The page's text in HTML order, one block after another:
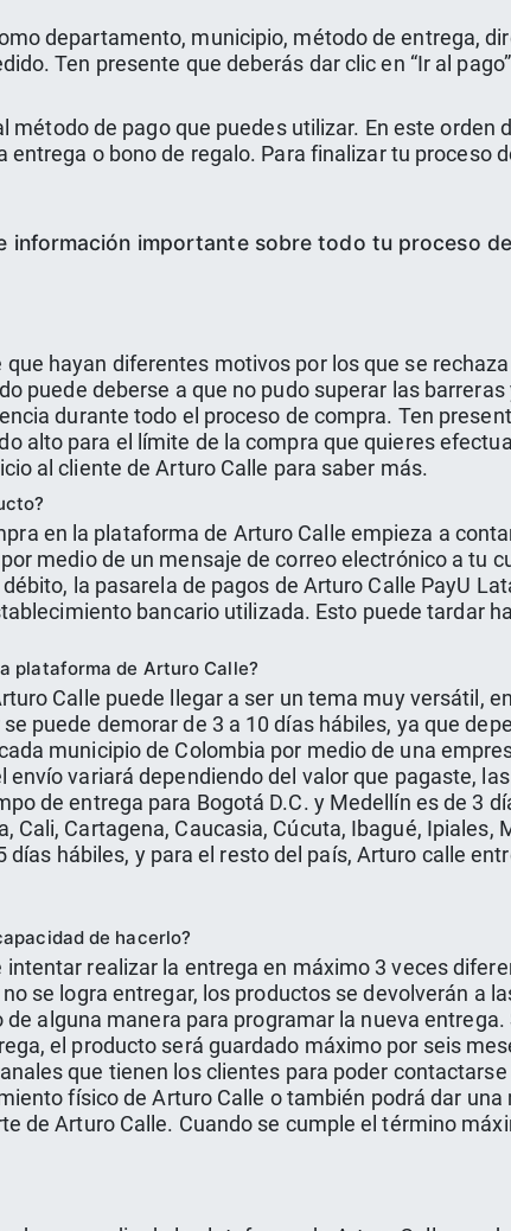
departamento, municipio, método de entrega,
Ten presente que deberás dar clic en “Ir al
método de pago que puedes utilizar. En este orden
o bono de regalo. Para finalizar tu proceso
información importante sobre todo tu proceso
hayan diferentes motivos por los que se
puede deberse a que no pudo superar las
durante todo el proceso de compra. Ten
alto para el límite de la compra que quieres
al cliente de Arturo Calle para saber más.
en la plataforma de Arturo Calle empieza a
medio de un mensaje de correo electrónico a tu
la pasarela de pagos de Arturo Calle PayU
bancario utilizada. Esto puede tardar
plataforma de Arturo Calle?
Calle puede llegar a ser un tema muy versátil,
puede demorar de 3 a 10 días hábiles, ya que
municipio de Colombia por medio de una
variará dependiendo del valor que pagaste,
de entrega para Bogotá D.C. y Medellín es de 3
Cartagena, Caucasia, Cúcuta, Ibagué, Ipiales,
hábiles, y para el resto del país, Arturo calle
de hacerlo?
realizar la entrega en máximo 3 veces
se logra entregar, los productos se devolverán a
alguna manera para programar la nueva entrega.
el producto será guardado máximo por seis
que tienen los clientes para poder
físico de Arturo Calle o también podrá dar una
de Arturo Calle. Cuando se cumple el término